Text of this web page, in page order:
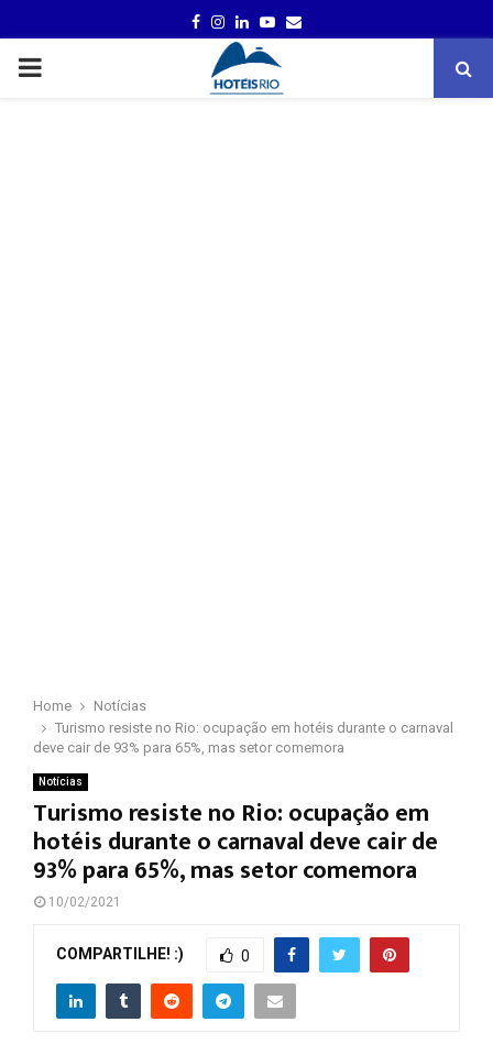
FACEBOOK
INSTAGRAM
LINKEDINYOUTUBE
EMAIL
PRIMARY
Home
Notícias
Turismo resiste no Rio: ocupação em hotéis durante o carnaval
deve cair de 93% para 65%, mas setor comemora
Notícias
Turismo resiste no Rio: ocupação em
hotéis durante o carnaval deve cair de
93% para 65%, mas setor comemora
10/02/2021
COMPARTILHE! :) 0